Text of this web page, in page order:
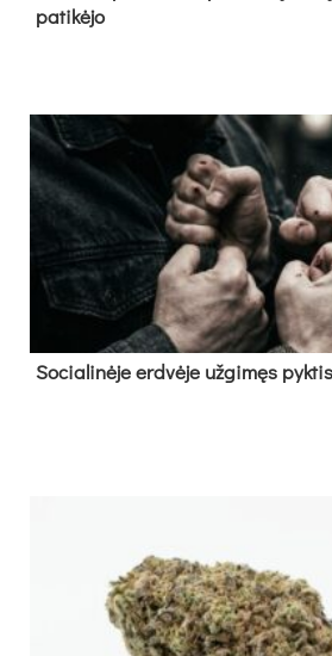
pa­ti­kė­jo
So­cia­li­nė­je erd­vė­je už­gi­męs